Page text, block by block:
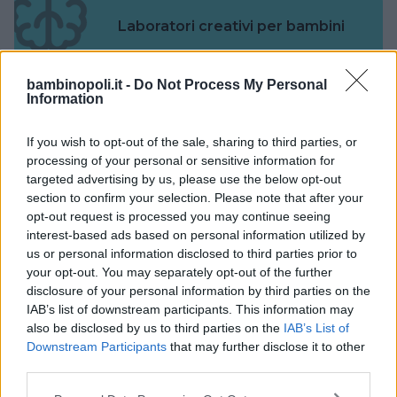
bambinopoli.it - Do Not Process My Personal
Information
If you wish to opt-out of the sale, sharing to third parties, or
processing of your personal or sensitive information for
targeted advertising by us, please use the below opt-out
section to confirm your selection. Please note that after your
opt-out request is processed you may continue seeing
interest-based ads based on personal information utilized by
us or personal information disclosed to third parties prior to
your opt-out. You may separately opt-out of the further
disclosure of your personal information by third parties on the
IAB’s list of downstream participants. This information may
also be disclosed by us to third parties on the IAB’s List of
Downstream Participants that may further disclose it to other
Laboratori creativi per bambini
Asili Nido
Feste